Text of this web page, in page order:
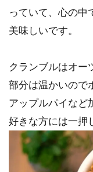
っていて、心の中
美味しいです。
クランブルはオー
部分は温かいので
アップルパイなど
好きな方には一押